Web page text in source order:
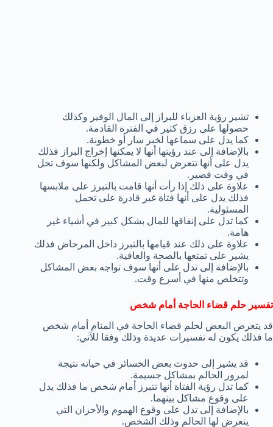
تشير رؤية العزباء للبراز إلى المال الوفير وكذلك
حصولها على رزق كثير في الفترة القادمة.
كما يدل على سماعها لخبر سار أو خطوبة.
بالإضافة إلى عند رؤيتها أنها لا يمكنها إخراج البراز فذلك
يدل على أنها تتعرض لبعض المشاكل ولكنها سوف تحل
في وقت قصير.
علاوة على ذلك إذا رأت أنها قامت بالتبرز على ملابسها
فذلك يدل على أنها فتاة غير قادرة على تحمل
المسئولية.
كما تدل على إنفاقها للمال بشكل كبير في أشياء غير
هامة.
علاوة على ذلك عند قيامها بالتبرز داخل المرحاض فذلك
يشير على تمتعها بالصحة والعافية.
بالإضافة إلى تدل على أنها سوف تواجه بعض المشاكل
وتتخلص منها في أسرع وقت.
تفسير حلم قضاء الحاجة أمام شخص
قد يتعرض البعض لحلم قضاء الحاجة في المنام أمام شخص
ما فذلك يكون له تفسيرات عديدة وذلك وفقا للآتي:
قد يشير إلى حدوث بعض الخسائر في حياته نتيجة
لمرور الحالم بمشاكل جسيمة.
كما تدل رؤية الفتاة أنها تتبرز أمام شخص ما فذلك يدل
على وقوع مشاكل بينهما.
بالإضافة إلى تدل على وقوع الهموم والأحزان التي
يتعرض لها الحالم وذلك الشخص.